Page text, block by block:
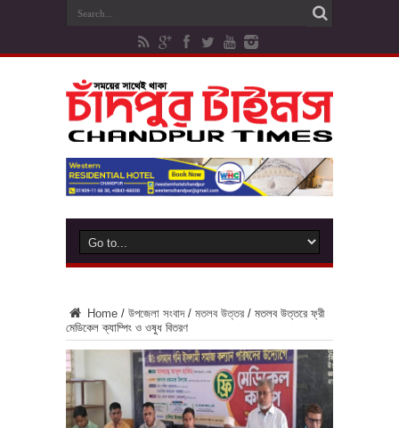
Home / উপজেলা সংবাদ / মতলব উত্তর / মতলব উত্তরে ফ্রী
মেডিকেল ক্যাম্পিং ও ওষুধ বিতরণ